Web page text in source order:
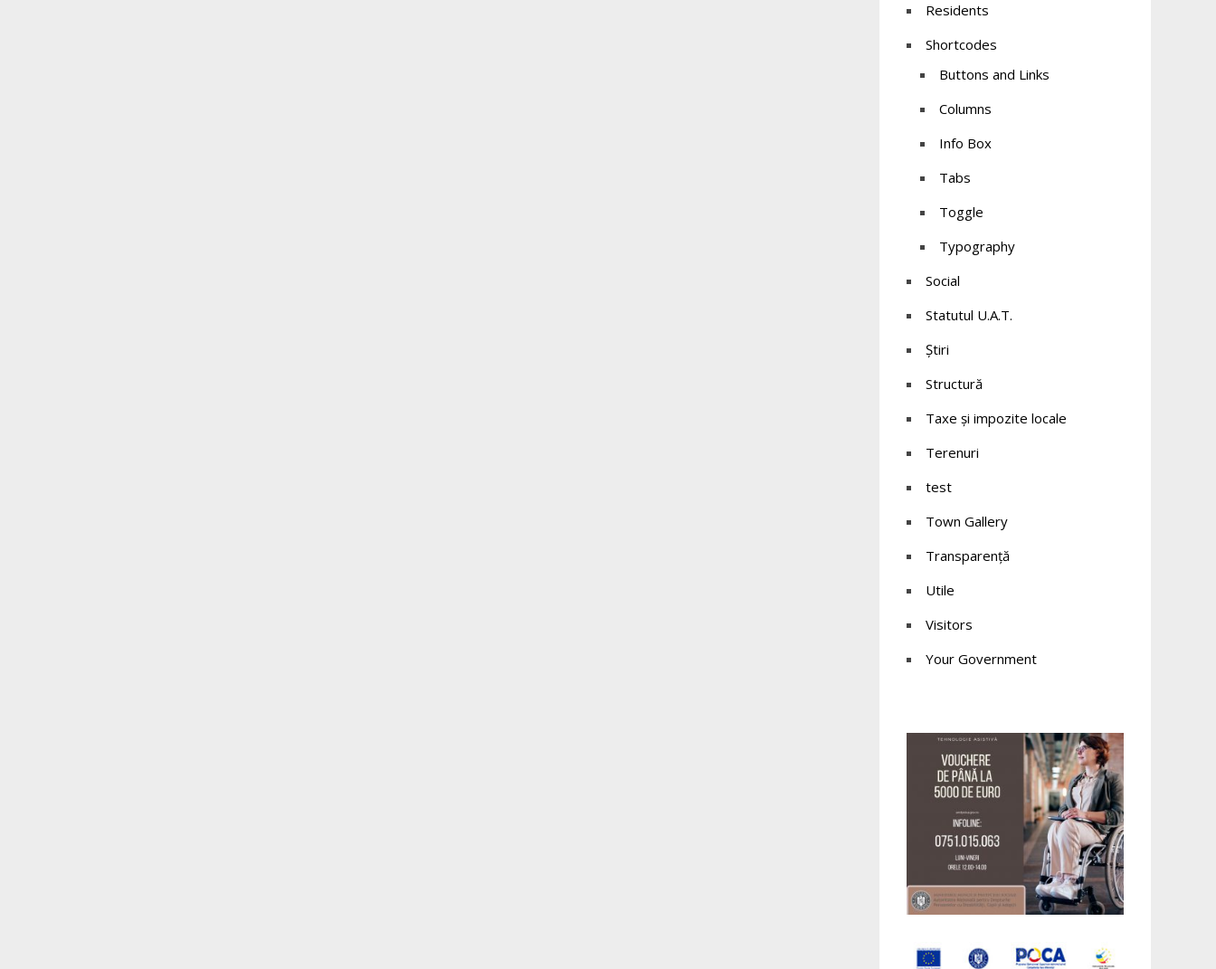
Residents
Shortcodes
Buttons and Links
Columns
Info Box
Tabs
Toggle
Typography
Social
Statutul U.A.T.
Știri
Structură
Taxe și impozite locale
Terenuri
test
Town Gallery
Transparență
Utile
Visitors
Your Government